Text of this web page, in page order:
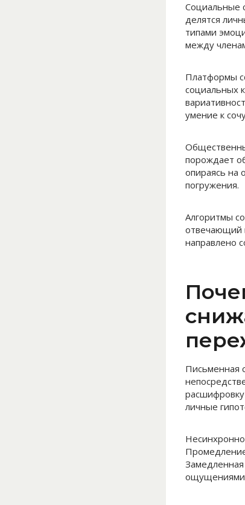
Социальные
делятся
типами
между
Платформы
социальных
умение к
порождает
опираясь на
погружения.
Алгоритмы
отвечающий
направлено
Письменная
личные
ощущениями